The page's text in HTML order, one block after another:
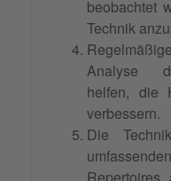
beobachtet
Technik
Analyse
helfen, die
verbessern.
Die